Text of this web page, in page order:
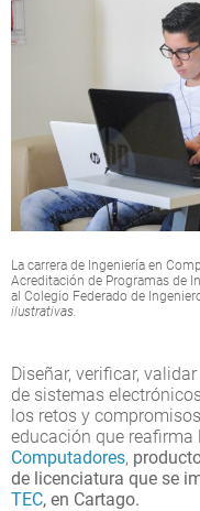
La carrera de Ingeniería en
Acreditación de Programas de
al Colegio Federado de
ilustrativas.
Diseñar, verificar,
de sistemas
los retos y
educación que reafirma
Computadores,
de licenciatura que se
TEC, en Cartago.